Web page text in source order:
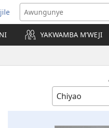
YAKWAMBA M’WEJI